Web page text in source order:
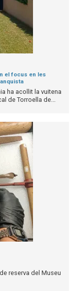
el focus en les
ha acollit la vuitena
de Torroella de...
reserva del Museu